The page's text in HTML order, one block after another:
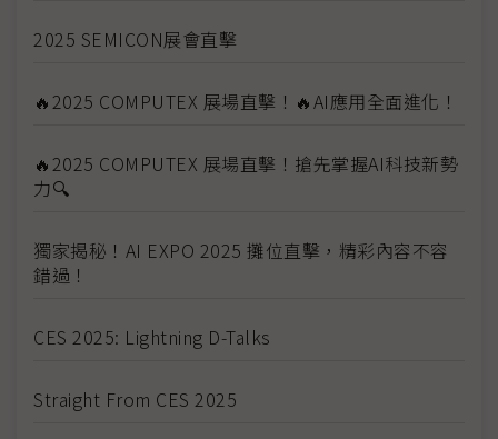
2025 SEMICON展會直擊
🔥2025 COMPUTEX 展場直擊！🔥AI應用全面進化！
🔥2025 COMPUTEX 展場直擊！搶先掌握AI科技新勢
力🔍
獨家揭秘！AI EXPO 2025 攤位直擊，精彩內容不容
錯過！
CES 2025: Lightning D-Talks
Straight From CES 2025